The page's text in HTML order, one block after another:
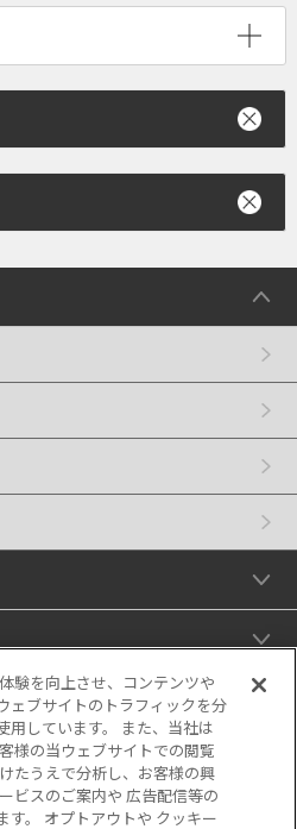
験を向上させ、コンテンツや
ェブサイトのトラフィックを分
用しています。 また、当社は
様の当ウェブサイトでの閲覧
たうえで分析し、お客様の興
ビスのご案内や 広告配信等の
す。 オプトアウトや クッキー